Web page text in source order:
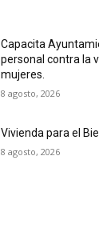
Capacita
personal contra la
mujeres.
8 agosto, 2026
Vivienda para el
8 agosto, 2026